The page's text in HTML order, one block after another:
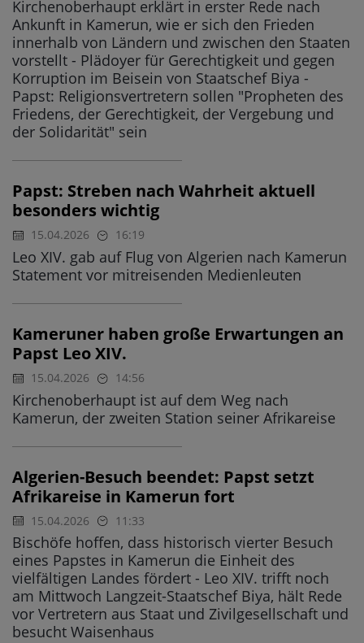
Kirchenoberhaupt erklärt in erster Rede nach
Ankunft in Kamerun, wie er sich den Frieden
innerhalb von Ländern und zwischen den Staaten
vorstellt - Plädoyer für Gerechtigkeit und gegen
Korruption im Beisein von Staatschef Biya -
Papst: Religionsvertretern sollen "Propheten des
Friedens, der Gerechtigkeit, der Vergebung und
der Solidarität" sein
Papst: Streben nach Wahrheit aktuell
besonders wichtig
15.04.2026 16:19
Leo XIV. gab auf Flug von Algerien nach Kamerun
Statement vor mitreisenden Medienleuten
Kameruner haben große Erwartungen an
Papst Leo XIV.
15.04.2026 14:56
Kirchenoberhaupt ist auf dem Weg nach
Kamerun, der zweiten Station seiner Afrikareise
Algerien-Besuch beendet: Papst setzt
Afrikareise in Kamerun fort
15.04.2026 11:33
Bischöfe hoffen, dass historisch vierter Besuch
eines Papstes in Kamerun die Einheit des
vielfältigen Landes fördert - Leo XIV. trifft noch
am Mittwoch Langzeit-Staatschef Biya, hält Rede
vor Vertretern aus Staat und Zivilgesellschaft und
besucht Waisenhaus